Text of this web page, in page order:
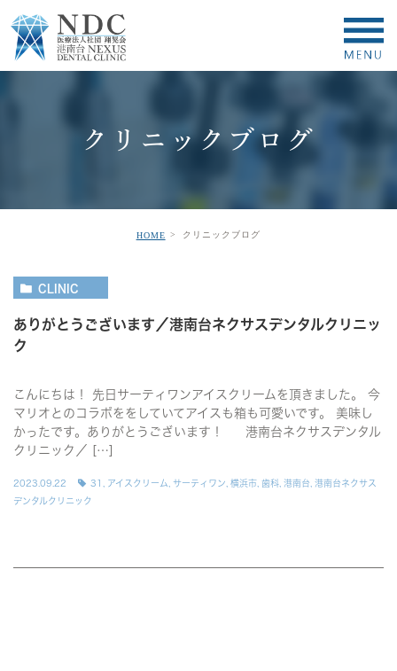
クリニックブログ
HOME クリニックブログ
CLINIC
ありがとうございます／港南台ネクサスデンタルクリニッ
ク
こんにちは！ 先日サーティワンアイスクリームを頂きました。 今
マリオとのコラボををしていてアイスも箱も可愛いです。 美味し
かったです。ありがとうございます！ 港南台ネクサスデンタル
クリニック／ […]
2023.09.22 31 アイスクリーム サーティワン 横浜市 歯科 港南台 港南台ネクサス
デンタルクリニック